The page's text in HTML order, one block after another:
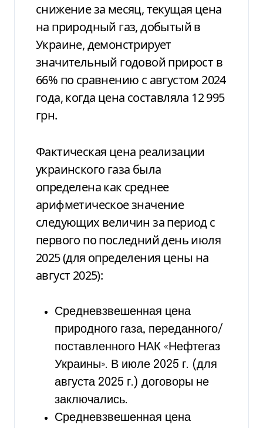
снижение за месяц, текущая цена
на природный газ, добытый в
Украине, демонстрирует
значительный годовой прирост в
66% по сравнению с августом 2024
года, когда цена составляла 12 995
грн.
Фактическая цена реализации
украинского газа была
определена как среднее
арифметическое значение
следующих величин за период с
первого по последний день июля
2025 (для определения цены на
август 2025):
Средневзвешенная цена
природного газа, переданного/
поставленного НАК «Нефтегаз
Украины». В июле 2025 г. (для
августа 2025 г.) договоры не
заключались.
Средневзвешенная цена